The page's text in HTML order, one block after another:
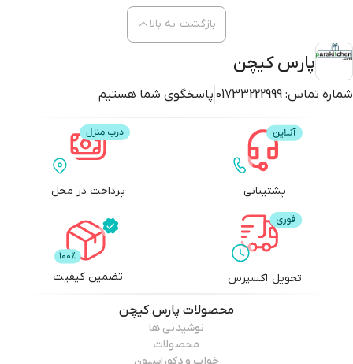
پارس کیچن
شماره تماس: 01733222999 پاسخگوی شما هستیم
بازگشت به بالا
پشتیبانی پرداخت در محل
تحویل اکسپرس تضمین کیفیت
محصولات پارس کیچن
نوشیدنی ها
محصولات